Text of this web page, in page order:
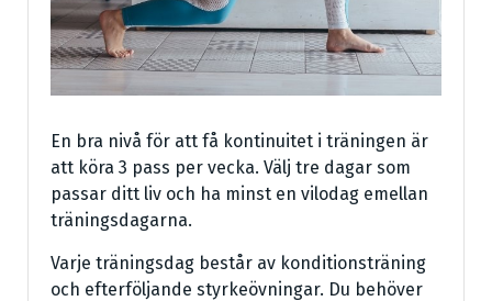
En bra nivå för att få kontinuitet i träningen är
att köra 3 pass per vecka. Välj tre dagar som
passar ditt liv och ha minst en vilodag emellan
träningsdagarna.
Varje träningsdag består av konditionsträning
och efterföljande styrkeövningar. Du behöver